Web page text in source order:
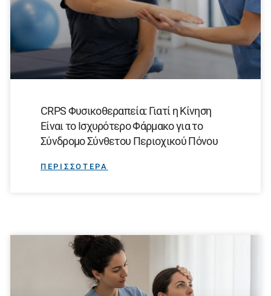
CRPS Φυσικοθεραπεία: Γιατί η Κίνηση
Είναι το Ισχυρότερο Φάρμακο για το
Σύνδρομο Σύνθετου Περιοχικού Πόνου
ΠΕΡΙΣΣΟΤΕΡΑ